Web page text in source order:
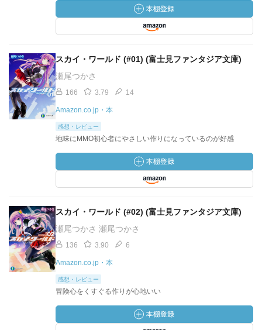
スカイ・ワールド (#01) (富士見ファンタジア文庫)
瀬尾つかさ
166 3.79 14
Amazon.co.jp・本
感想・レビュー
地味にMMO初心者にやさしい作りになっているのが好感
スカイ・ワールド (#02) (富士見ファンタジア文庫)
瀬尾つかさ 瀬尾つかさ
136 3.90 6
Amazon.co.jp・本
感想・レビュー
冒険心をくすぐる作りが心地いい